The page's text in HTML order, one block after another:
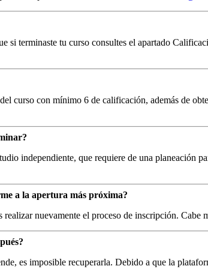
terminaste tu curso consultes el apartado
curso con mínimo 6 de calificación, además de
independiente, que requiere de una planeación
a la apertura más próxima?
nuevamente el proceso de inscripción. Cabe
es imposible recuperarla. Debido a que la